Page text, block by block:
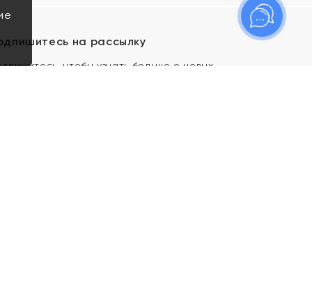
на рассылку
чтобы узнать больше о новых